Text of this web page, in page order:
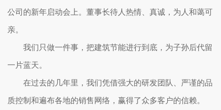
公司的新年启动会上。董事长待人热情、真诚，为人和蔼可
亲。
我们只做一件事，把建筑节能进行到底，为子孙后代留
一片蓝天。
在过去的几年里，我们凭借强大的研发团队、严谨的品
质控制和遍布各地的销售网络，赢得了众多客户的信赖。